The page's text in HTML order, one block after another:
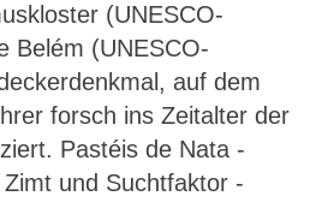
(UNESCO-
Belém (UNESCO-
auf dem
forsch ins Zeitalter der
Pastéis de Nata -
und Suchtfaktor -